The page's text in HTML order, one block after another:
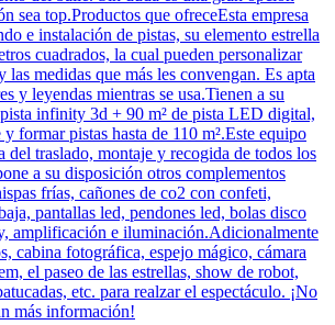
sea top.Productos que ofreceEsta empresa
e instalación de pistas, su elemento estrella
cuadrados, la cual pueden personalizar
las medidas que más les convengan. Es apta
y leyendas mientras se usa.Tienen a su
infinity 3d + 90 m² de pista LED digital,
formar pistas hasta de 110 m².Este equipo
del traslado, montaje y recogida de todos los
a su disposición otros complementos
frías, cañones de co2 con confeti,
pantallas led, pendones led, bolas disco
amplificación e iluminación.Adicionalmente
cabina fotográfica, espejo mágico, cámara
el paseo de las estrellas, show de robot,
etc. para realzar el espectáculo. ¡No
más información!